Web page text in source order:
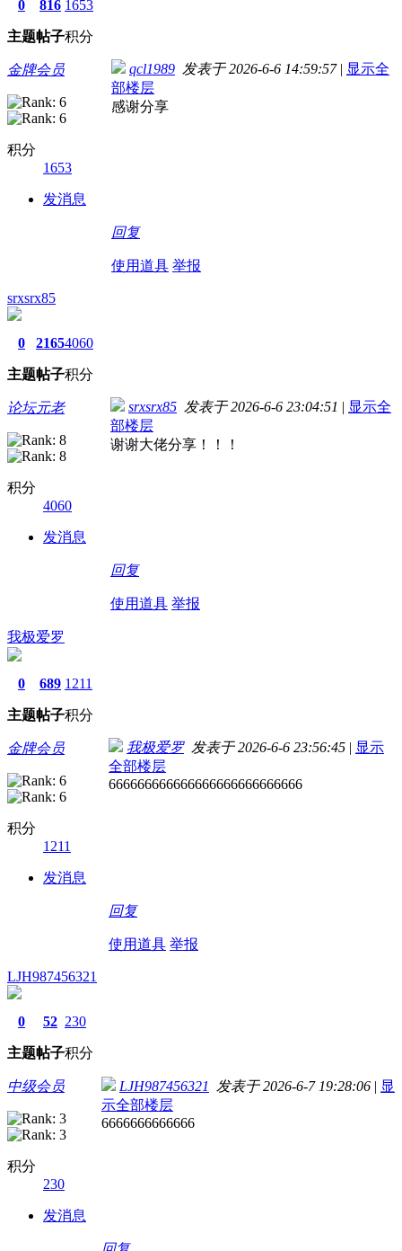
0
主题
816
帖子
1653
积分
金牌会员
积分
1653
发消息
qcl1989 发表于 2026-6-6 14:59:57 | 显示全
部楼层
感谢分享
回复
使用道具 举报
srxsrx85
0
主题
2165
帖子
4060
积分
论坛元老
积分
4060
发消息
srxsrx85 发表于 2026-6-6 23:04:51 | 显示全
部楼层
谢谢大佬分享！！！
回复
使用道具 举报
我极爱罗
0
主题
689
帖子
1211
积分
金牌会员
积分
1211
发消息
我极爱罗发表于 2026-6-6 23:56:45 | 显示
全部楼层
666666666666666666666666666
回复
使用道具 举报
LJH987456321
0
主题
52
帖子
230
积分
中级会员
积分
230
发消息
LJH987456321 发表于 2026-6-7 19:28:06 | 显
示全部楼层
6666666666666